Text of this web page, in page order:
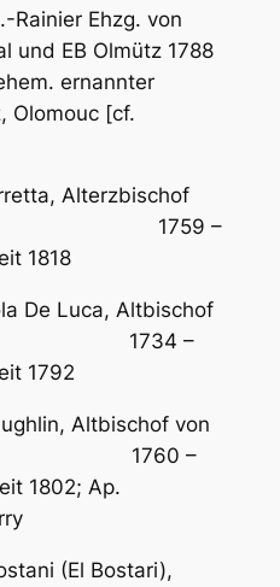
Ehzg. von
und EB Olmütz 1788
ernannter
Olomouc [cf.
Alterzbischof
1759 –
1818
De Luca, Altbischof
1734 –
1792
Altbischof von
1760 –
Ap.
(El Bostari),